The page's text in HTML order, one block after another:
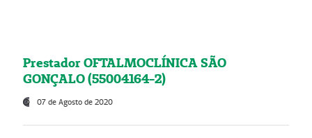
Prestador OFTALMOCLÍNICA SÃO
GONÇALO (55004164-2)
07 de Agosto de 2020